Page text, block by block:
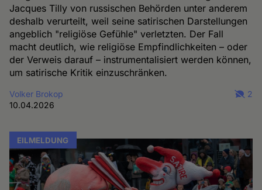
Jacques Tilly von russischen Behörden unter anderem
deshalb verurteilt, weil seine satirischen Darstellungen
angeblich "religiöse Gefühle" verletzten. Der Fall
macht deutlich, wie religiöse Empfindlichkeiten – oder
der Verweis darauf – instrumentalisiert werden können,
um satirische Kritik einzuschränken.
Volker Brokop
10.04.2026
2
EILMELDUNG